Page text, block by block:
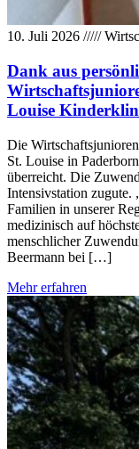
10. Juli 2026 /////
Dank aus
Louise
Die
St. Louise in
überreicht. Die
Intensivstation
Familien in unserer
medizinisch auf
menschlicher
Beermann bei […]
Mehr erfahren